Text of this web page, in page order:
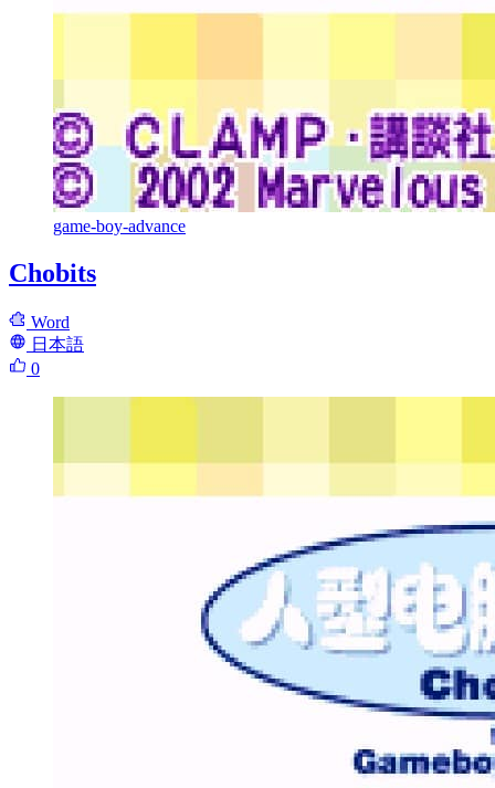
game-boy-advance
Chobits
Word
日本語
0